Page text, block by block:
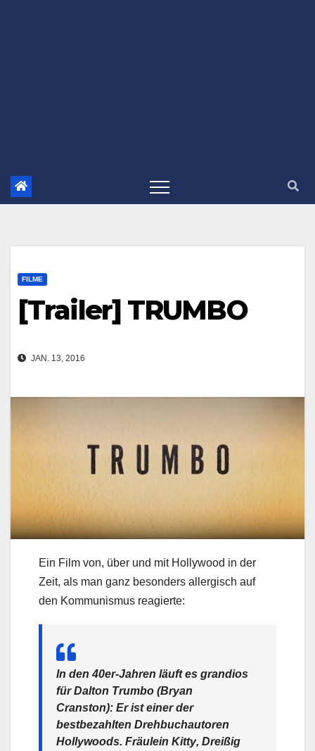
FILME
[Trailer] TRUMBO
JAN. 13, 2016
Ein Film von, über und mit Hollywood in der
Zeit, als man ganz besonders allergisch auf
den Kommunismus reagierte:
In den 40er-Jahren läuft es grandios
für Dalton Trumbo (Bryan
Cranston): Er ist einer der
bestbezahlten Drehbuchautoren
Hollywoods. Fräulein Kitty, Dreißig